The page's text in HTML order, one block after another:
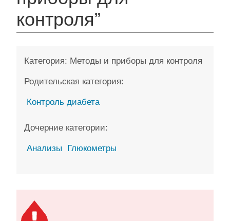
контроля”
Категория: Методы и приборы для контроля
Родительская категория:
Контроль диабета
Дочерние категории:
Анализы Глюкометры